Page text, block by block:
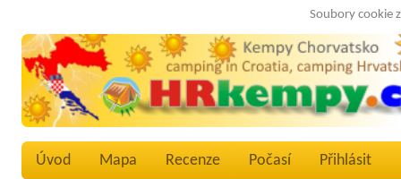
Soubory cookie
Úvod Mapa Recenze Počasí Přihlásit